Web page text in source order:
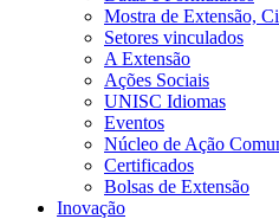
Mostra de Extensão,
Setores vinculados
A Extensão
Ações Sociais
UNISC Idiomas
Eventos
Núcleo de Ação
Certificados
Bolsas de Extensão
Inovação